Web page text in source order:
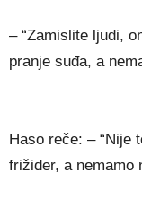
– “Zamislite ljudi,
pranje suđa, a
Haso reče: – “Nije
frižider, a nemamo